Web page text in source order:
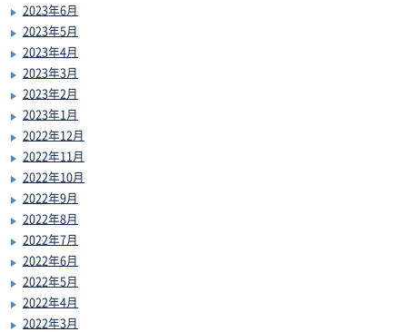
2023年6月
2023年5月
2023年4月
2023年3月
2023年2月
2023年1月
2022年12月
2022年11月
2022年10月
2022年9月
2022年8月
2022年7月
2022年6月
2022年5月
2022年4月
2022年3月